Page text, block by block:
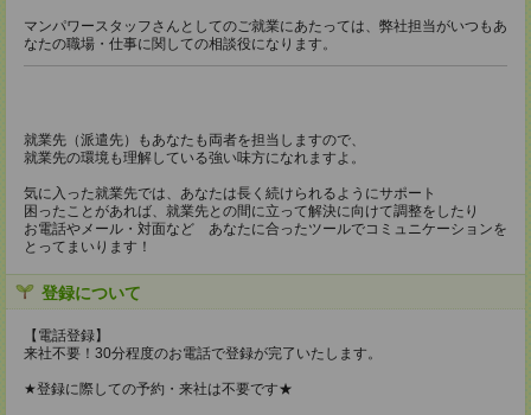
マンパワースタッフさんとしてのご就業にあたっては、弊社担当がいつもあ
なたの職場・仕事に関しての相談役になります。
就業先（派遣先）もあなたも両者を担当しますので、
就業先の環境も理解している強い味方になれますよ。
気に入った就業先では、あなたは長く続けられるようにサポート
困ったことがあれば、就業先との間に立って解決に向けて調整をしたり
お電話やメール・対面など あなたに合ったツールでコミュニケーションを
とってまいります！
登録について
【電話登録】
来社不要！30分程度のお電話で登録が完了いたします。
★登録に際しての予約・来社は不要です★